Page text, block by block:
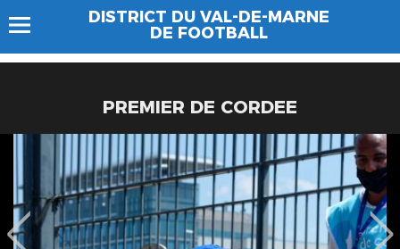
DISTRICT DU VAL-DE-MARNE
DE FOOTBALL
PREMIER DE CORDEE